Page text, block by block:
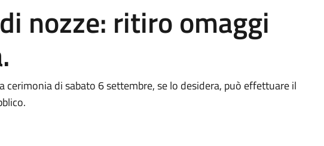
nozze: ritiro omaggi
cerimonia di sabato 6 settembre, se lo desidera, può effettuare il